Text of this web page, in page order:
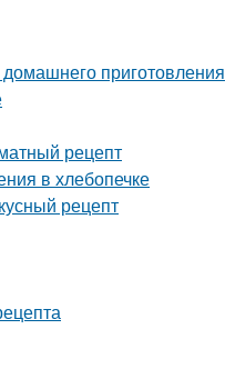
приготовления
рецепт
в хлебопечке
рецепт